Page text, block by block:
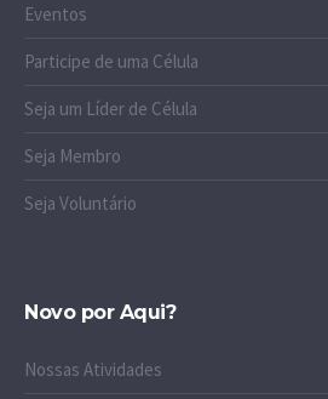
Eventos
Participe de uma Célula
Seja um Líder de Célula
Seja Membro
Seja Voluntário
Novo por Aqui?
Nossas Atividades